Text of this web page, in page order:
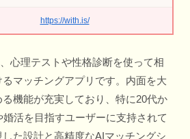
https://with.is/
心理テストや性格診断を使って相
マッチングアプリです。内面を大
機能が充実しており、特に20代か
活を目指すユーザーに支持されて
た設計と高精度なAIマッチングシ